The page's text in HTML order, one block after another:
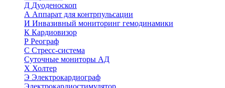
Д Дуоденоскоп
А Аппарат для контрпульсации
И Инвазивный мониторинг гемодинамики
К Кардиовизор
Р Реограф
С Стресс-система
Суточные мониторы АД
Х Холтер
Э Электрокардиограф
Электрокардиостимулятор